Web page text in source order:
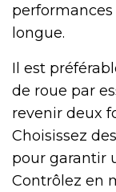
longue.
Il est
de roue par
revenir deux
Choisissez
pour garantir
Contrôlez en